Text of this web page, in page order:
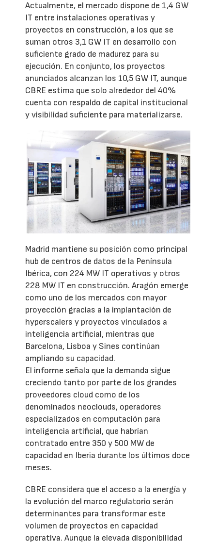
Actualmente, el mercado dispone de 1,4 GW
IT entre instalaciones operativas y
proyectos en construcción, a los que se
suman otros 3,1 GW IT en desarrollo con
suficiente grado de madurez para su
ejecución. En conjunto, los proyectos
anunciados alcanzan los 10,5 GW IT, aunque
CBRE estima que solo alrededor del 40%
cuenta con respaldo de capital institucional
y visibilidad suficiente para materializarse.
Madrid mantiene su posición como principal
hub de centros de datos de la Península
Ibérica, con 224 MW IT operativos y otros
228 MW IT en construcción. Aragón emerge
como uno de los mercados con mayor
proyección gracias a la implantación de
hyperscalers y proyectos vinculados a
inteligencia artificial, mientras que
Barcelona, Lisboa y Sines continúan
ampliando su capacidad.
El informe señala que la demanda sigue
creciendo tanto por parte de los grandes
proveedores cloud como de los
denominados neoclouds, operadores
especializados en computación para
inteligencia artificial, que habrían
contratado entre 350 y 500 MW de
capacidad en Iberia durante los últimos doce
meses.
CBRE considera que el acceso a la energía y
la evolución del marco regulatorio serán
determinantes para transformar este
volumen de proyectos en capacidad
operativa. Aunque la elevada disponibilidad